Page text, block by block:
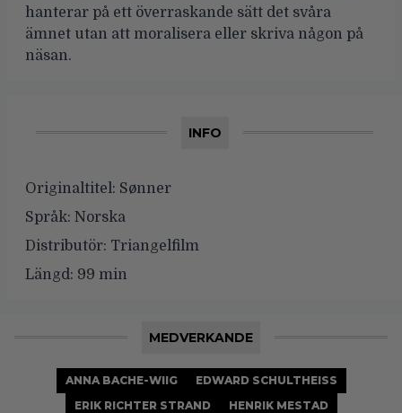
hanterar på ett överraskande sätt det svåra
ämnet utan att moralisera eller skriva någon på
näsan.
INFO
Originaltitel: Sønner
Språk: Norska
Distributör: Triangelfilm
Längd: 99 min
MEDVERKANDE
ANNA BACHE-WIIG
EDWARD SCHULTHEISS
ERIK RICHTER STRAND
HENRIK MESTAD